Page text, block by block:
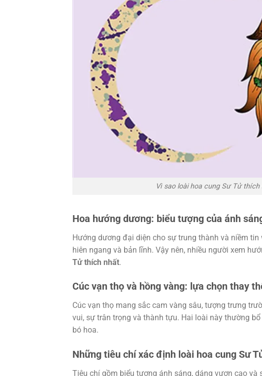
Vì sao loài hoa cung Sư Tử
Hoa hướng dương: biểu tượng của ánh
Hướng dương đại diện cho sự trung thành và niềm
hiên ngang và bản lĩnh. Vậy nên, nhiều người xem
Tử thích nhất.
Cúc vạn thọ và hồng vàng: lựa chọn thay
Cúc vạn thọ mang sắc cam vàng sâu, tượng trưng
vui, sự trân trọng và thành tựu. Hai loài này thường
bó hoa.
Những tiêu chí xác định loài hoa cung Sư
Tiêu chí gồm biểu tượng ánh sáng, dáng vươn cao